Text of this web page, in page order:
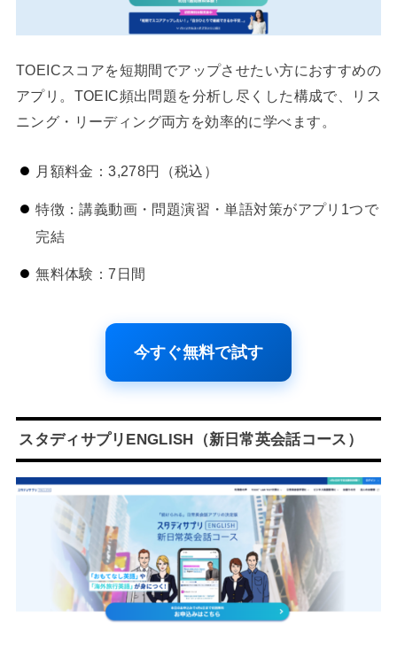
TOEICスコアを短期間でアップさせたい方におすすめの
アプリ。TOEIC頻出問題を分析し尽くした構成で、リス
ニング・リーディング両方を効率的に学べます。
月額料金：3,278円（税込）
特徴：講義動画・問題演習・単語対策がアプリ1つで
完結
無料体験：7日間
今すぐ無料で試す
スタディサプリENGLISH（新日常英会話コース）